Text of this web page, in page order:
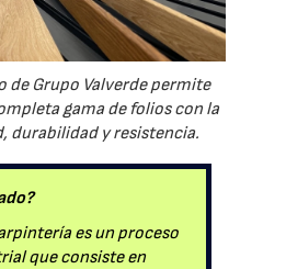
de Grupo Valverde permite
gama de folios con la
durabilidad y resistencia.
es un proceso
que consiste en